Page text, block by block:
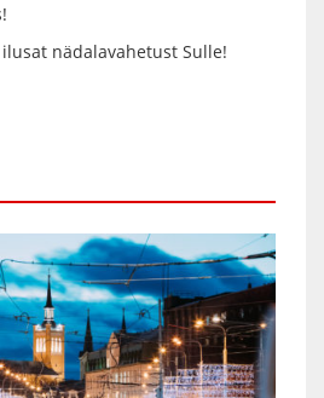
nädalavahetust Sulle!